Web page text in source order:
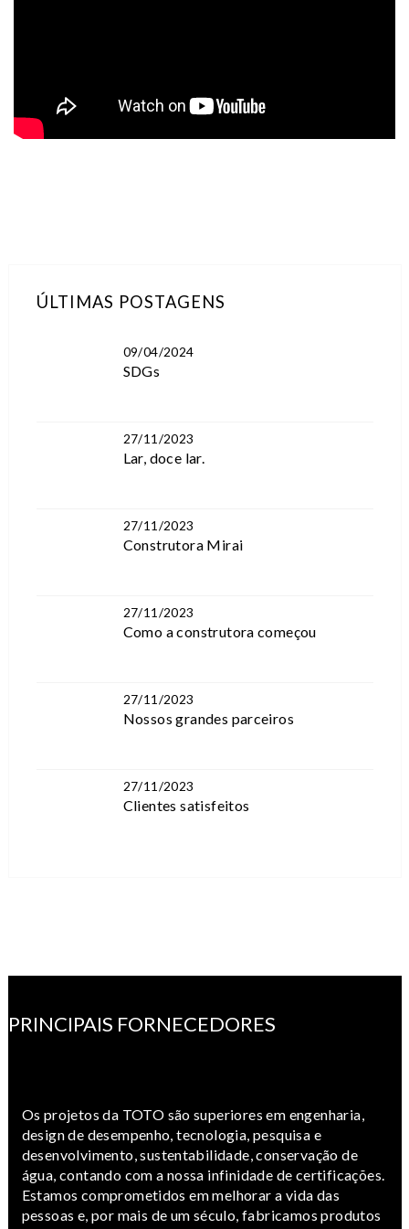
ÚLTIMAS POSTAGENS
SDGs
09/04/2024
Lar, doce lar.
27/11/2023
Construtora Mirai
27/11/2023
Como a construtora começou
27/11/2023
Nossos grandes parceiros
27/11/2023
Clientes satisfeitos
27/11/2023
PRINCIPAIS FORNECEDORES
Os projetos da TOTO são superiores em engenharia,
design de desempenho, tecnologia, pesquisa e
desenvolvimento, sustentabilidade, conservação de
água, contando com a nossa infinidade de certificações.
Estamos comprometidos em melhorar a vida das
pessoas e, por mais de um século, fabricamos produtos